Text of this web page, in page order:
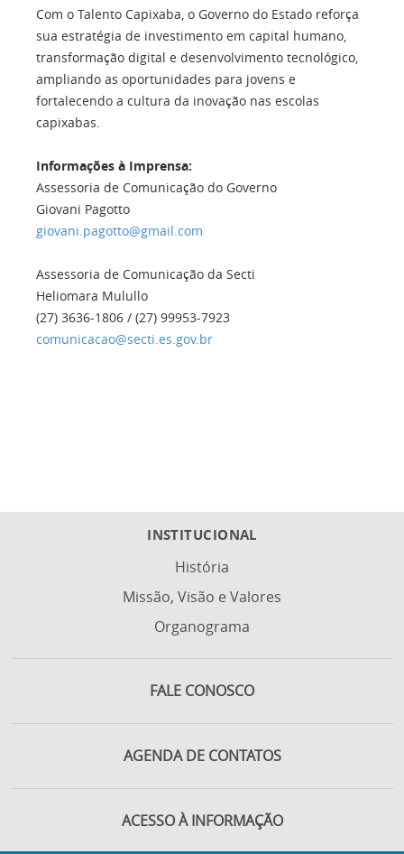
Com o Talento Capixaba, o Governo do Estado reforça
sua estratégia de investimento em capital humano,
transformação digital e desenvolvimento tecnológico,
ampliando as oportunidades para jovens e
fortalecendo a cultura da inovação nas escolas
capixabas.
Informações à Imprensa:
Assessoria de Comunicação do Governo
Giovani Pagotto
giovani.pagotto@gmail.com
Assessoria de Comunicação da Secti
Heliomara Mulullo
(27) 3636-1806 / (27) 99953-7923
comunicacao@secti.es.gov.br
INSTITUCIONAL
História
Missão, Visão e Valores
Organograma
FALE CONOSCO
AGENDA DE CONTATOS
ACESSO À INFORMAÇÃO